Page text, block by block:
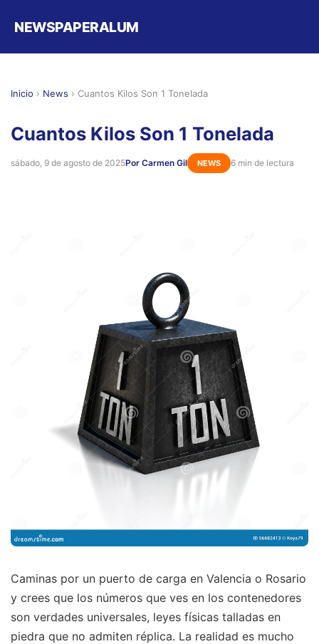
NEWSPAPERALUM
Inicio › News › Cuantos Kilos Son 1 Tonelada
Cuantos Kilos Son 1 Tonelada
sábado, 9 de agosto de 2025Por Carmen Gil NEWS 6 min de lectura
Caminas por un puerto de carga en Valencia o Rosario
y crees que los números que ves en los contenedores
son verdades universales, leyes físicas talladas en
piedra que no admiten réplica. La realidad es mucho